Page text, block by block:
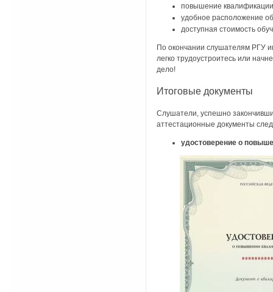
повышение
удобное расположение
доступная стоимость
По окончании слушателям РГУ
легко трудоустроитесь или
дело!
Итоговые документы
Слушатели, успешно
аттестационные документы
удостоверение о